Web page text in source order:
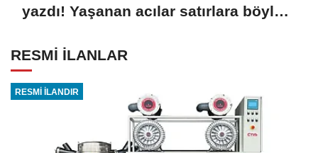
yazdı! Yaşanan acılar satırlara böyle
RESMİ İLANLAR
RESMİ İLANDIR